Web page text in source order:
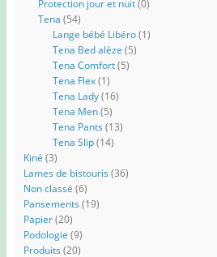
Protection jour et nuit (0)
Tena (54)
Lange bébé Libéro (1)
Tena Bed alèze (5)
Tena Comfort (5)
Tena Flex (1)
Tena Lady (16)
Tena Men (5)
Tena Pants (13)
Tena Slip (14)
Kiné (3)
Lames de bistouris (36)
Non classé (6)
Pansements (19)
Papier (20)
Podologie (9)
Produits (20)